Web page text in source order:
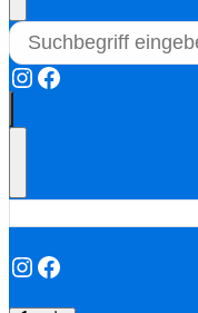
Instagram
Facebook
Instagram
Facebook